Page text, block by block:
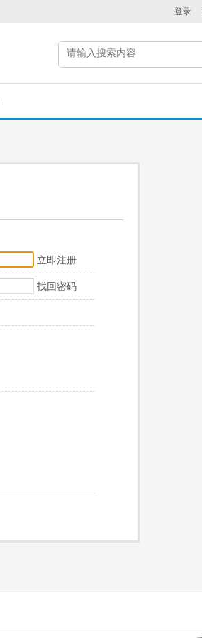
登录
立即注册
找回密码